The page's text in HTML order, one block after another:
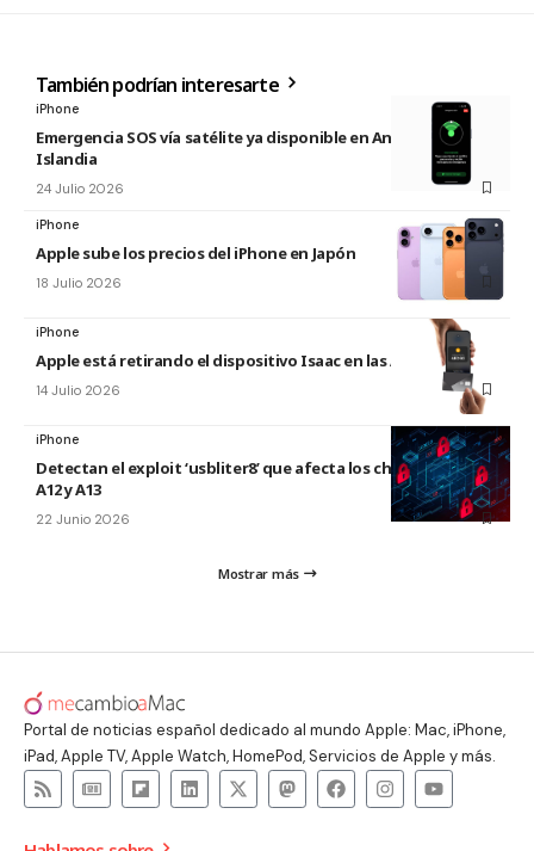
También podrían interesarte
iPhone
Emergencia SOS vía satélite ya disponible en Andorra e
Islandia
24 Julio 2026
iPhone
Apple sube los precios del iPhone en Japón
18 Julio 2026
iPhone
Apple está retirando el dispositivo Isaac en las Apple Store
14 Julio 2026
iPhone
Detectan el exploit ‘usbliter8’ que afecta los chips de Apple
A12 y A13
22 Junio 2026
Mostrar más
Portal de noticias español dedicado al mundo Apple: Mac, iPhone,
iPad, Apple TV, Apple Watch, HomePod, Servicios de Apple y más.